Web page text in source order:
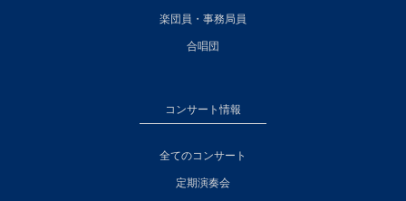
楽団員・事務局員
合唱団
コンサート情報
全てのコンサート
定期演奏会